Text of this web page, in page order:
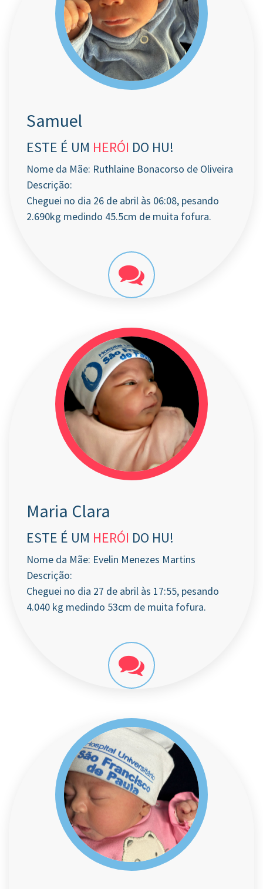
Samuel
ESTE É UM HERÓI DO HU!
Nome da Mãe: Ruthlaine Bonacorso de Oliveira
Descrição:
Cheguei no dia 26 de abril às 06:08, pesando
2.690kg medindo 45.5cm de muita fofura.
Maria Clara
ESTE É UM HERÓI DO HU!
Nome da Mãe: Evelin Menezes Martins
Descrição:
Cheguei no dia 27 de abril às 17:55, pesando
4.040 kg medindo 53cm de muita fofura.